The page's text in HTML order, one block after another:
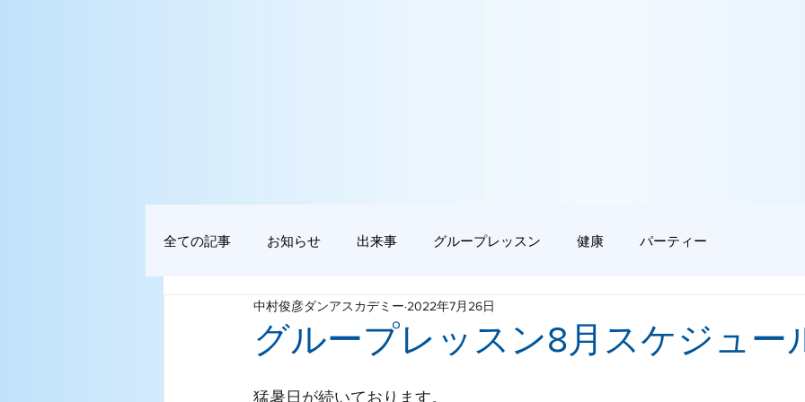
全ての記事 お知らせ 出来事 グループレッスン 健康 パーティー
グループレッスン8月スケジュー
中村俊彦ダンアスカデミー 2022年7月26日
猛暑日が続いております。